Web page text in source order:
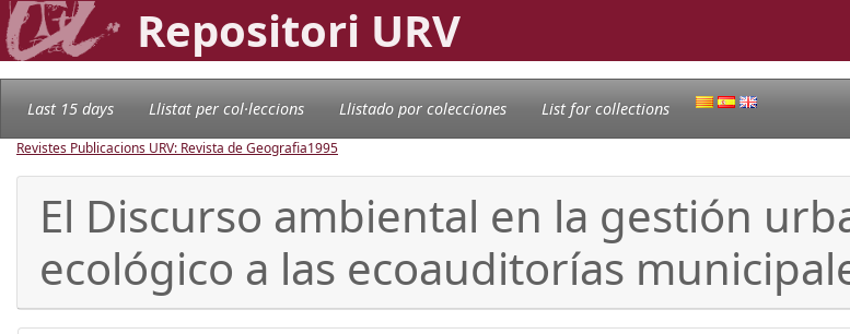
Repositori URV
Last 15 days Llistat per col·leccions Llistado por colecciones List for collections
Revistes Publicacions URV: Revista de Geografia1995
El Discurso ambiental en la gestión
ecológico a las ecoauditorías